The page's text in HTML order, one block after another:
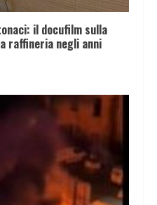
il docufilm sulla
raffineria negli anni